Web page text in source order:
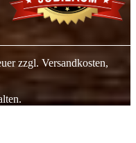
zzgl. Versandkosten,